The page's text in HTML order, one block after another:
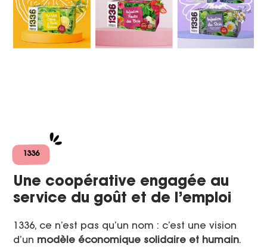
1336
Une coopérative engagée au
service du goût et de l’emploi
1336, ce n’est pas qu’un nom : c’est une vision
d’un modèle économique solidaire et humain.